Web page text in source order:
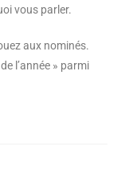
vous parler.
aux nominés.
l’année » parmi